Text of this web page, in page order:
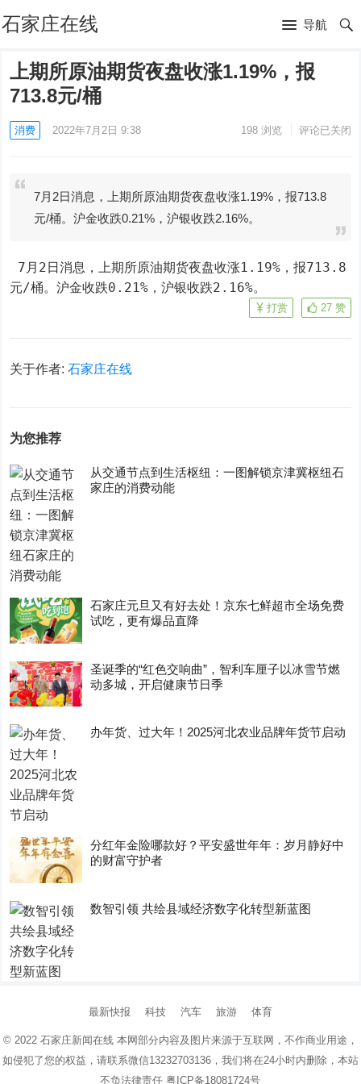
石家庄在线 导航
上期所原油期货夜盘收涨1.19%，报
713.8元/桶
消费 2022年7月2日 9:38 198浏览 评论已关闭
7月2日消息，上期所原油期货夜盘收涨1.19%，报713.8
元/桶。沪金收跌0.21%，沪银收跌2.16%。
元/桶。沪金收跌0.21%，沪银收跌2.16%。
27 赞
打赏
关于作者:石家庄在线
为您推荐
从交通节点到生活枢纽：一图解锁京津冀枢纽石
家庄的消费动能
石家庄元旦又有好去处！京东七鲜超市全场免费
试吃，更有爆品直降
圣诞季的“红色交响曲”，智利车厘子以冰雪节燃
动多城，开启健康节日季
办年货、过大年！2025河北农业品牌年货节启动
分红年金险哪款好？平安盛世年年：岁月静好中
的财富守护者
数智引领 共绘县域经济数字化转型新蓝图
最新快报 科技 汽车 旅游 体育
© 2022 石家庄新闻在线本网部分内容及图片来源于互联网，不作商业用途，
如侵犯了您的权益，请联系微信13232703136，我们将在24小时内删除，本站
不负法律责任粤ICP备18081724号